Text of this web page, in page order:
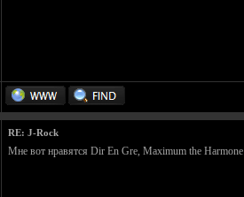
RE: J-Rock
Мне вот нравятся Dir En Gre, Maximum the